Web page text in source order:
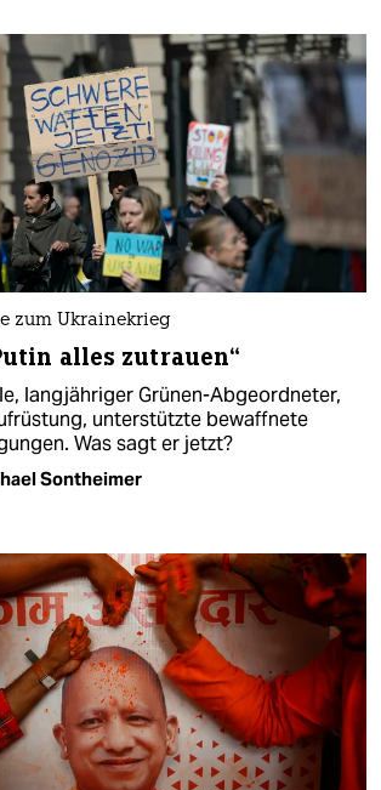
zum Ukrainekrieg
alles zutrauen“
langjähriger Grünen-Abgeordneter,
unterstützte bewaffnete
Was sagt er jetzt?
Sontheimer